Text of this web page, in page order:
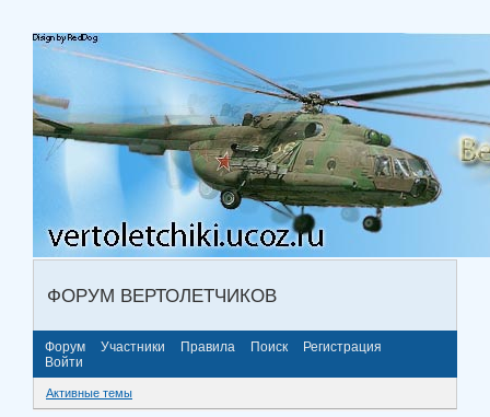
ФОРУМ ВЕРТОЛЕТЧИКОВ
Форум Участники Правила Поиск
Регистрация
Войти
Активные темы